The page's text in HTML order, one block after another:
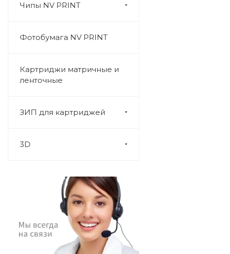
Чипы NV PRINT
Фотобумага NV PRINT
Картриджи матричные и
ленточные
ЗИП для картриджей
3D